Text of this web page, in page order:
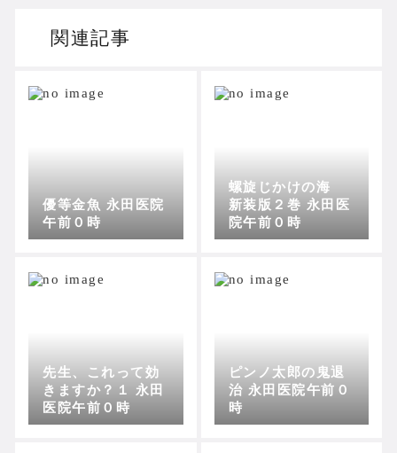
関連記事
優等金魚 永田医院
午前０時
螺旋じかけの海
新装版２巻 永田医
院午前０時
先生、これって効
きますか？１ 永田
医院午前０時
ピンノ太郎の鬼退
治 永田医院午前０
時